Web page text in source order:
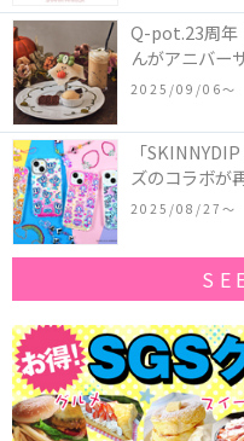
Q-pot.23周年
んがアニバー
ーキアクセサ
「かぼちゃ
2025/09/06〜
「
ズのコラボが
作コレクショ
2025/08/27〜